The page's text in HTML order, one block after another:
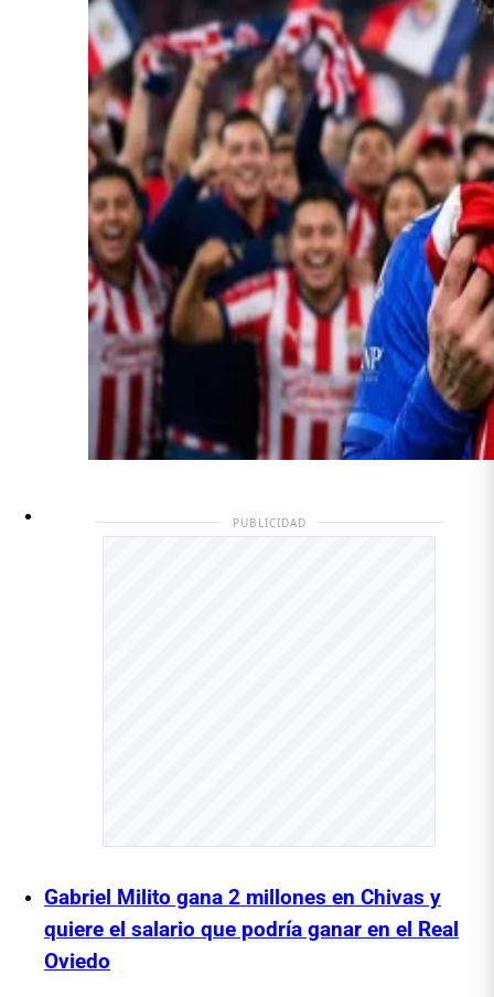
PUBLICIDAD
Gabriel Milito gana 2 millones en Chivas y
quiere el salario que podría ganar en el Real
Oviedo